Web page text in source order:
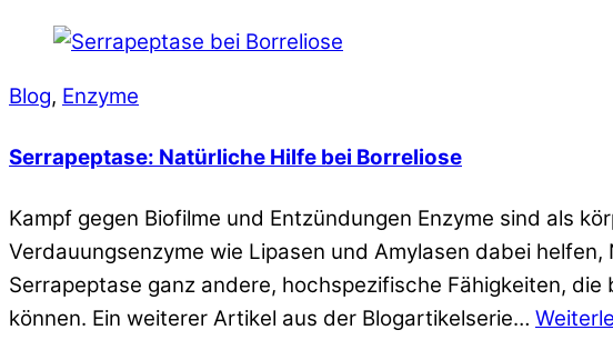
Blog, Enzyme
Serrapeptase: Natürliche Hilfe bei Borreliose
Kampf gegen Biofilme und Entzündungen Enzyme sind als
Verdauungsenzyme wie Lipasen und Amylasen dabei
Serrapeptase ganz andere, hochspezifische Fähigkeiten,
können. Ein weiterer Artikel aus der Blogartikelserie…